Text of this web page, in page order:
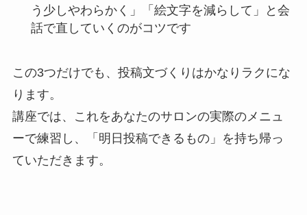
う少しやわらかく」「絵文字を減らして」と会
話で直していくのがコツです
この3つだけでも、投稿文づくりはかなりラクにな
ります。
講座では、これをあなたのサロンの実際のメニュ
ーで練習し、「明日投稿できるもの」を持ち帰っ
ていただきます。